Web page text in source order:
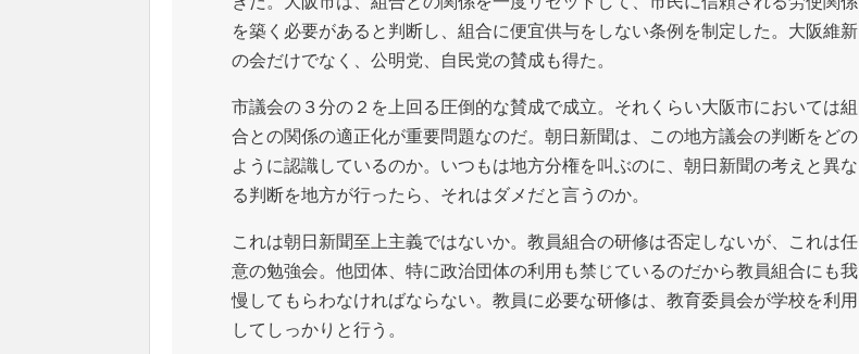
を築く必要があると判断し、組合に便宜供与をしない条例を制定した。大阪維新
の会だけでなく、公明党、自民党の賛成も得た。
市議会の３分の２を上回る圧倒的な賛成で成立。それくらい大阪市においては組
合との関係の適正化が重要問題なのだ。朝日新聞は、この地方議会の判断をどの
ように認識しているのか。いつもは地方分権を叫ぶのに、朝日新聞の考えと異な
る判断を地方が行ったら、それはダメだと言うのか。
これは朝日新聞至上主義ではないか。教員組合の研修は否定しないが、これは任
意の勉強会。他団体、特に政治団体の利用も禁じているのだから教員組合にも我
慢してもらわなければならない。教員に必要な研修は、教育委員会が学校を利用
してしっかりと行う。